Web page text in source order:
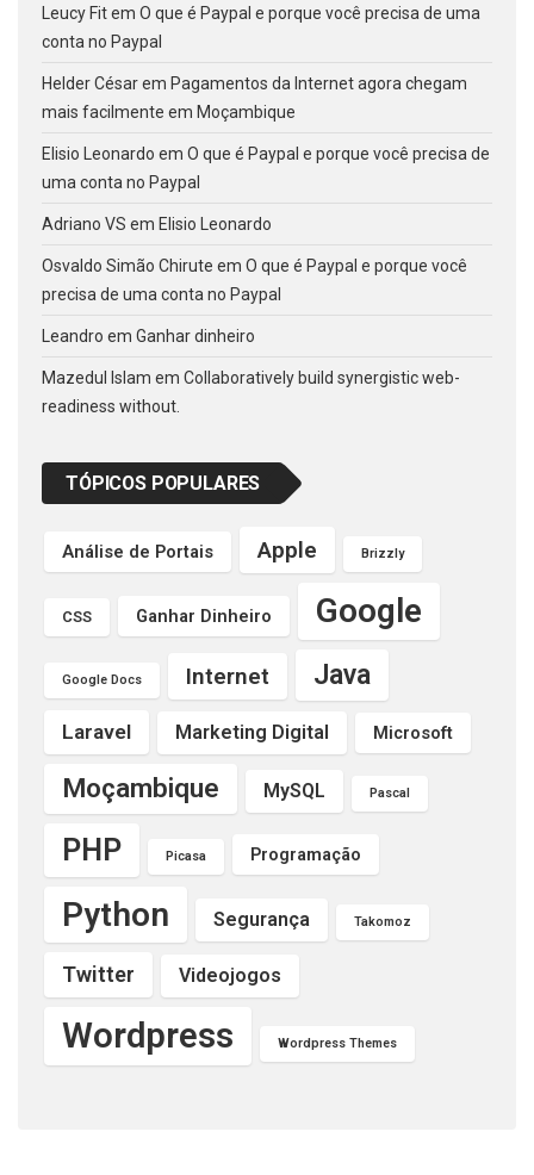
Leucy Fitem O que é Paypal e porque você precisa de uma
conta no Paypal
Helder Césarem Pagamentos da Internet agora chegam
mais facilmente em Moçambique
Elisio Leonardo em O que é Paypal e porque você precisa de
uma conta no Paypal
Adriano VS em Elisio Leonardo
Osvaldo Simão Chirute em O que é Paypal e porque você
precisa de uma conta no Paypal
Leandro em Ganhar dinheiro
Mazedul Islam em Collaboratively build synergistic web-
readiness without.
TÓPICOS POPULARES
Análise de Portais Apple Brizzly
CSS Ganhar Dinheiro Google
Google Docs Internet Java
Laravel Marketing Digital Microsoft
Moçambique MySQL Pascal
PHP Picasa Programação
Python Segurança Takomoz
Twitter Videojogos
Wordpress Wordpress Themes